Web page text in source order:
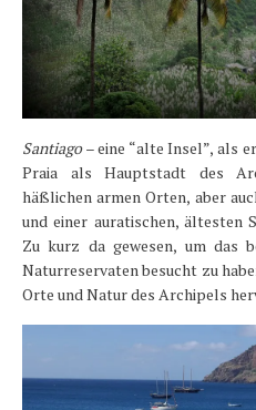
Santiago– eine “alte Insel”, als
Praia als Hauptstadt des
häßlichen armen Orten, aber
und einer auratischen, ältesten
Zu kurz da gewesen, um das
Naturreservaten besucht zu
Orte und Natur des Archipels